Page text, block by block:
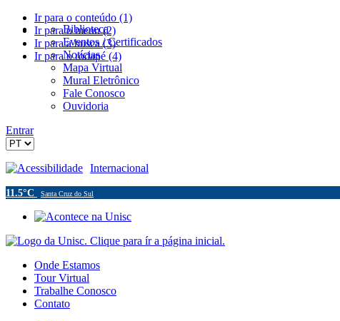
Ir para o conteúdo (1)
Ir para o menu (2)
Ir para a busca (3)
Ir para o rodapé (4)
Biblioteca
Eventos / Certificados
Notícias
Mapa Virtual
Mural Eletrônico
Fale Conosco
Ouvidoria
Entrar
Acessibilidade Internacional
11.5°C Santa Cruz do Sul
Onde Estamos
Tour Virtual
Trabalhe Conosco
Contato